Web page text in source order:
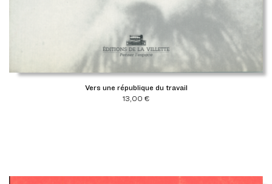
Vers une république du travail
13,00 €